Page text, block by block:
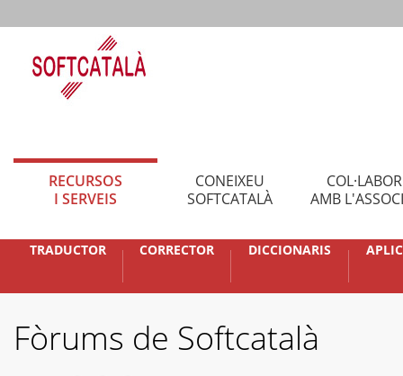
RECURSOS
I SERVEIS
CONEIXEU
SOFTCATALÀ
AMB
TRADUCTOR CORRECTOR DICCIONARIS
Fòrums de Softcatalà